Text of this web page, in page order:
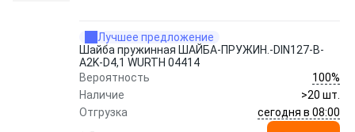
Лучшее предложение
Шайба пружинная ШАЙБА-ПРУЖИН.-DIN127-B-
A2K-D4,1 WURTH 04414
Вероятность
100%
Наличие
>20 шт.
Отгрузка
сегодня в 08:00